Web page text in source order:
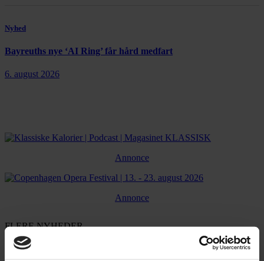
Nyhed
Bayreuths nye ‘AI Ring’ får hård medfart
6. august 2026
Annonce
Annonce
FLERE NYHEDER